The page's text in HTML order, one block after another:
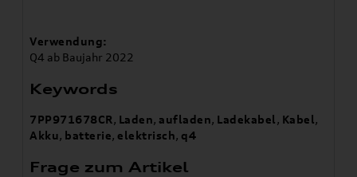
Verwendung:
Q4 ab Baujahr 2022
Keywords
7PP971678CR, Laden, aufladen, Ladekabel, Kabel,
Akku, batterie, elektrisch, q4
Frage zum Artikel